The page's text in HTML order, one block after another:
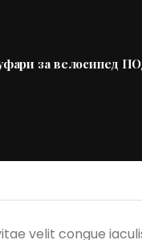
за велосипед
velit congue